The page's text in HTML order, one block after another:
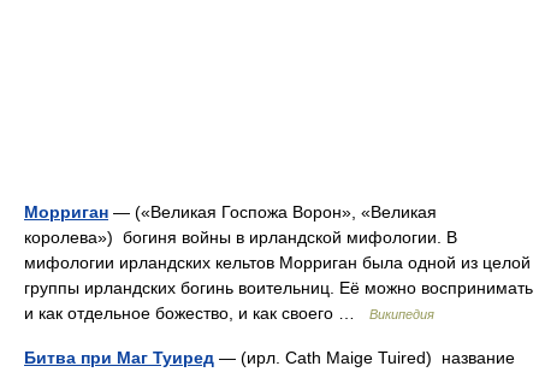
Морриган — («Великая Госпожа Ворон», «Великая
королева») богиня войны в ирландской мифологии. В
мифологии ирландских кельтов Морриган была одной из целой
группы ирландских богинь воительниц. Её можно воспринимать
и как отдельное божество, и как своего …
Википедия
Битва при Маг Туиред — (ирл. Cath Maige Tuired) название